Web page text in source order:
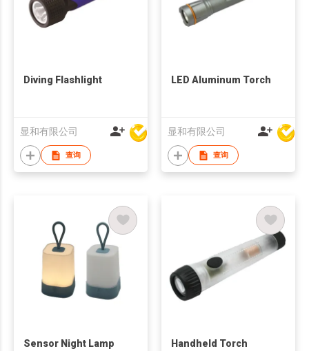
Diving Flashlight
显和有限公司
查询
LED Aluminum Torch
显和有限公司
查询
Sensor Night Lamp Handheld Torch